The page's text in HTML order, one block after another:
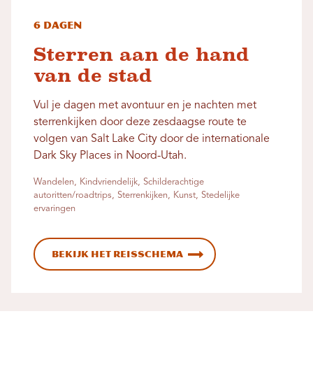
6 dagen
Sterren aan de hand
van de stad
Vul je dagen met avontuur en je nachten met
sterrenkijken door deze zesdaagse route te
volgen van Salt Lake City door de internationale
Dark Sky Places in Noord-Utah.
Wandelen, Kindvriendelijk, Schilderachtige
autoritten/roadtrips, Sterrenkijken, Kunst, Stedelijke
ervaringen
Bekijk het reisschema